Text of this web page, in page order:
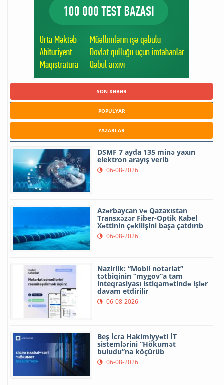
SON XƏBƏR
POPULYAR
YAZARLAR
DSMF 7 ayda 135 minə yaxın
elektron arayış verib
06-08-2026
Azərbaycan və Qazaxıstan
Transxəzər Fiber-Optik Kabel
Xəttinin çəkilişini başa çatdırıb
06-08-2026
Nazirlik: “Mobil notariat”
tətbiqinin “mygov”a tam
inteqrasiyası istiqamətində işlər
davam etdirilir
06-08-2026
Beş İcra Hakimiyyəti İT
sistemlərini “Hökumət
buludu”na köçürüb
06-08-2026